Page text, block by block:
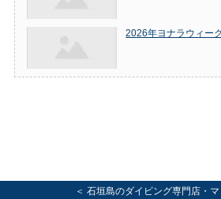
2026年ヨナラウィーク
＜ 石垣島のダイビング専門店・